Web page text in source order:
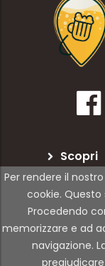
Per rendere il
cookie. Questo
Procedendo
memorizzare e ad
navigazione.
Scopri
Per le